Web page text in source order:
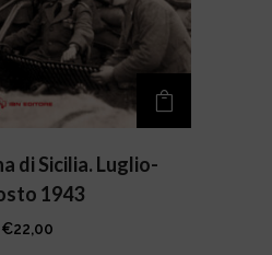
di Sicilia. Luglio-
1943
€22,00